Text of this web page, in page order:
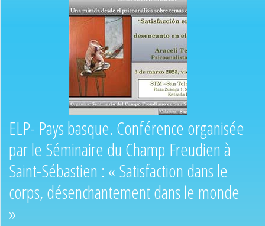
ELP- Pays basque. Conférence organisée
par le Séminaire du Champ Freudien à
Saint-Sébastien : « Satisfaction dans le
corps, désenchantement dans le monde
»